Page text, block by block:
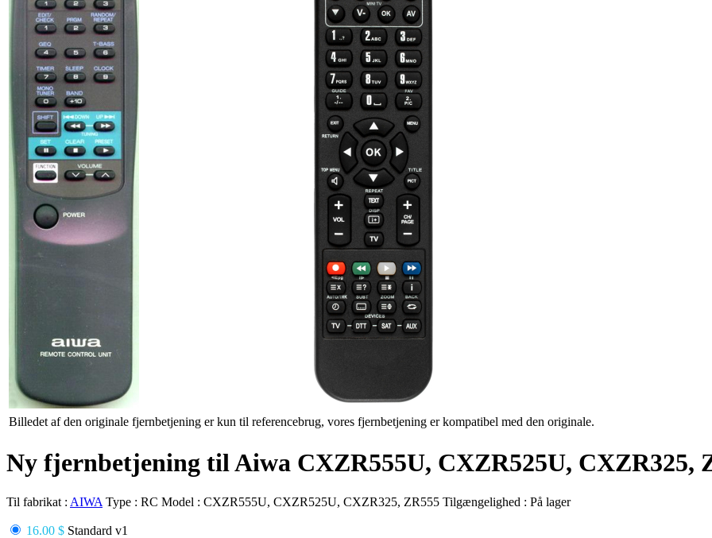
Billedet af den originale fjernbetjening er kun til referencebrug, vores fjernbetjening er kompatibel med den originale.
Ny fjernbetjening til Aiwa CXZR555U, CXZR525U, CXZR325,
Til fabrikat : AIWA Type : RC Model : CXZR555U, CXZR525U, CXZR325, ZR555 Tilgængelighed : På lager
16.00 $ Standard v1